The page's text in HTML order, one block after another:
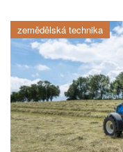
zemědělská technika